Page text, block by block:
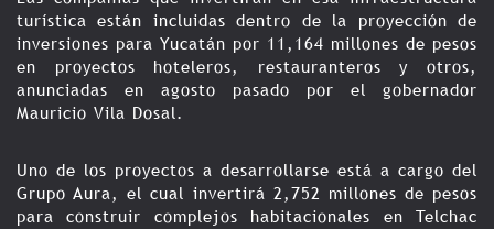
turística están incluidas dentro de la proyección de
inversiones para Yucatán por 11,164 millones de pesos
en proyectos hoteleros, restauranteros y otros,
anunciadas en agosto pasado por el gobernador
Mauricio Vila Dosal.
Uno de los proyectos a desarrollarse está a cargo del
Grupo Aura, el cual invertirá 2,752 millones de pesos
para construir complejos habitacionales en Telchac